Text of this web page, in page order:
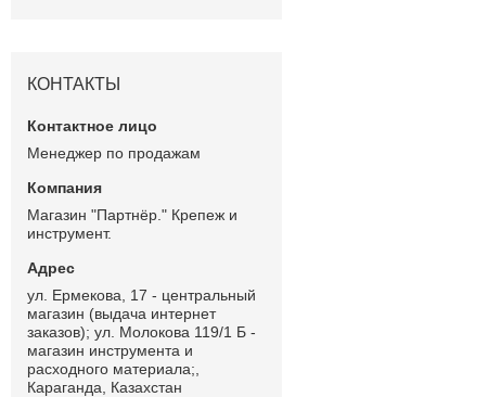
КОНТАКТЫ
Менеджер по продажам
Магазин "Партнёр." Крепеж и
инструмент.
ул. Ермекова, 17 - центральный
магазин (выдача интернет
заказов); ул. Молокова 119/1 Б -
магазин инструмента и
расходного материала;,
Караганда, Казахстан